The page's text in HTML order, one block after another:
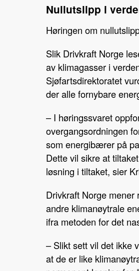
Nullutslipp i
Høringen om
Slik Drivkraft Norge
av klimagasser i
Sjøfartsdirektoratet
der alle fornybare
– I høringssvaret
overgangsordningen
som energibærer på
Dette vil sikre at
løsning i tiltaket, sier
Drivkraft Norge
andre klimanøytrale
ifra metoden for det
– Slikt sett vil det ikke
at de er like